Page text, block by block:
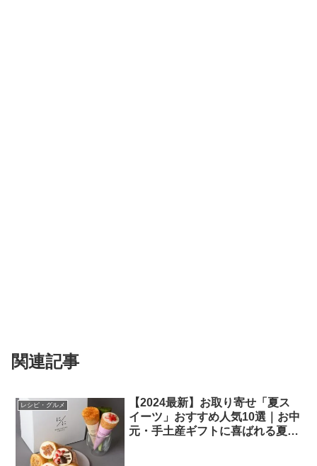
関連記事
レシピ・グルメ
【2024最新】お取り寄せ「夏ス
イーツ」おすすめ人気10選｜お中
元・手土産ギフトに喜ばれる夏の